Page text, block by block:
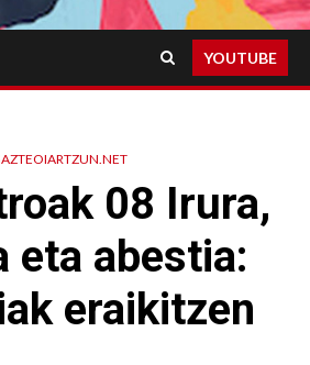
YOUTUBE
08 Irura,
eta abestia:
eraikitzen